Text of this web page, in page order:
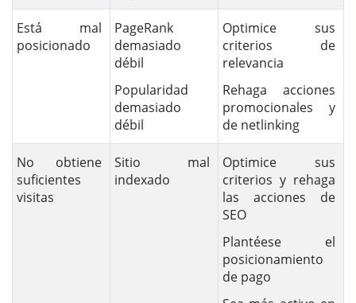
Está mal
posicionado
PageRank
demasiado
débil
Popularidad
demasiado
débil
Optimice sus
criterios de
relevancia
Rehaga acciones
promocionales y
de netlinking
No obtiene
suficientes
visitas
Sitio mal
indexado
Optimice sus
criterios y rehaga
las acciones de
SEO
Plantéese el
posicionamiento
de pago